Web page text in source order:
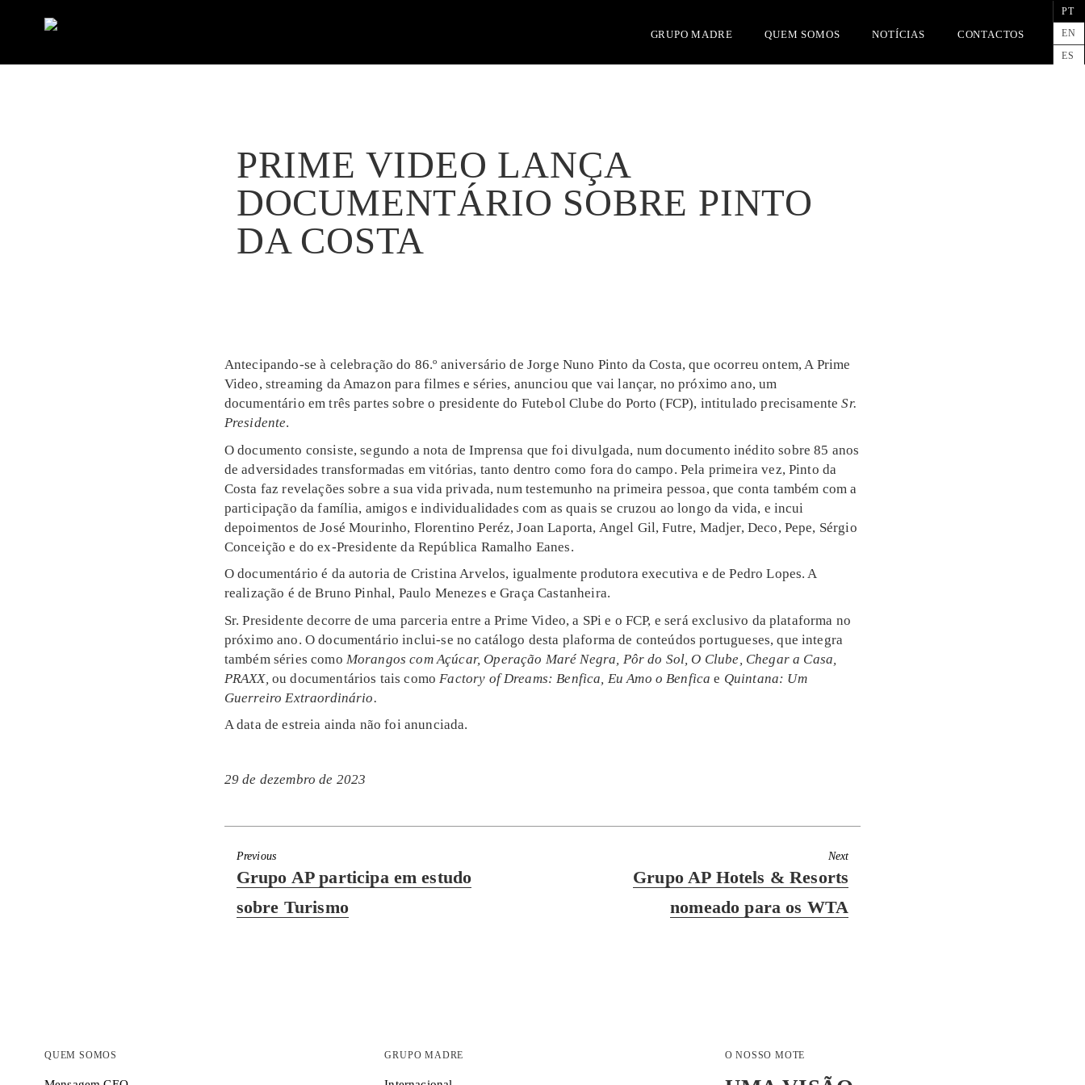
GRUPO MADRE QUEM SOMOS NOTÍCIAS CONTACTOS
PRIME VIDEO LANÇA
DOCUMENTÁRIO SOBRE PINTO
DA COSTA
Antecipando-se à celebração do 86.º aniversário de Jorge Nuno Pinto da Costa, que ocorreu ontem, A Prime
Video, streaming da Amazon para filmes e séries, anunciou que vai lançar, no próximo ano, um
documentário em três partes sobre o presidente do Futebol Clube do Porto (FCP), intitulado precisamenteSr.
Presidente.
O documento consiste, segundo a nota de Imprensa que foi divulgada, num documento inédito sobre 85 anos
de adversidades transformadas em vitórias, tanto dentro como fora do campo. Pela primeira vez, Pinto da
Costa faz revelações sobre a sua vida privada, num testemunho na primeira pessoa, que conta também com a
participação da família, amigos e individualidades com as quais se cruzou ao longo da vida, e incui
depoimentos deJosé Mourinho, Florentino Peréz, Joan Laporta, Angel Gil, Futre, Madjer, Deco, Pepe, Sérgio
Conceição e do ex-Presidente da República Ramalho Eanes.
O documentário é da autoria de Cristina Arvelos, igualmente produtora executiva e de Pedro Lopes. A
realização é de Bruno Pinhal, Paulo Menezes e Graça Castanheira.
Sr. Presidente decorre de uma parceria entre a Prime Video, a SPi e o FCP, e será exclusivo da plataforma no
próximo ano. O documentário inclui-se no catálogo desta plaforma de conteúdos portugueses, que integra
também séries como Morangos com Açúcar, Operação Maré Negra, Pôr do Sol, O Clube, Chegar a Casa,
PRAXX, ou documentários tais como Factory of Dreams: Benfica, Eu Amo o Benficae Quintana: Um
Guerreiro Extraordinário.
A data de estreia ainda não foi anunciada.
29 de dezembro de 2023
Previous
Previous
Grupo AP participa em estudo
sobre Turismo
Next
Next
Grupo AP Hotels & Resorts
nomeado para os WTA
QUEM SOMOS GRUPO MADRE O NOSSO MOTE
PT
EN
ES